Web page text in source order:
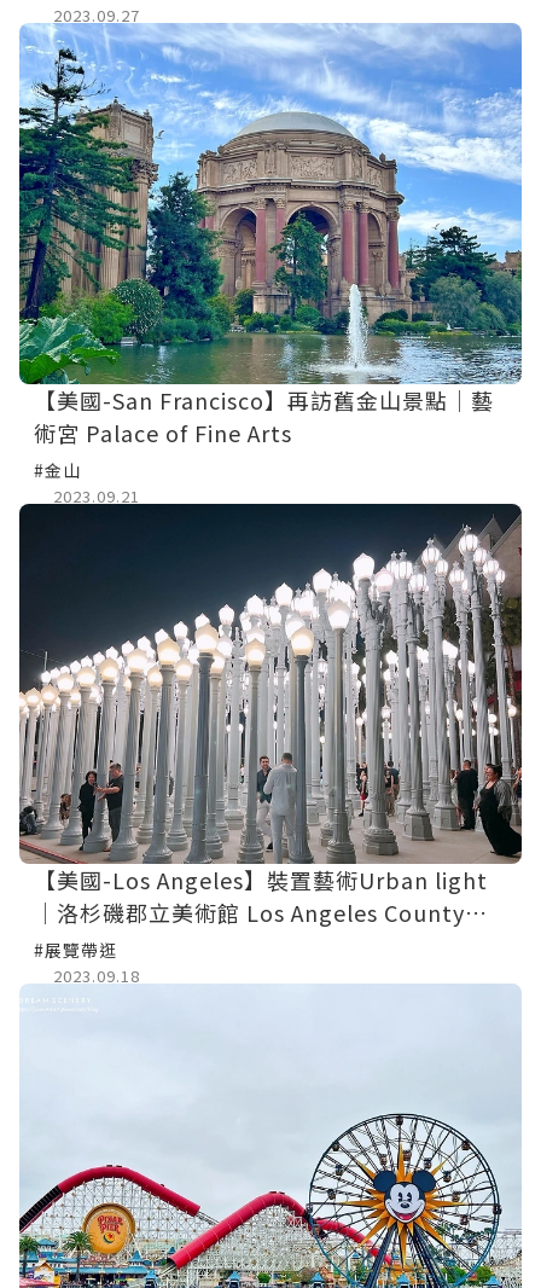
2023.09.27
【美國-San Francisco】再訪舊金山景點│藝
術宮 Palace of Fine Arts
#金山
2023.09.21
【美國-Los Angeles】裝置藝術Urban light
│洛杉磯郡立美術館 Los Angeles County
Museum of Art
#展覽帶逛
2023.09.18